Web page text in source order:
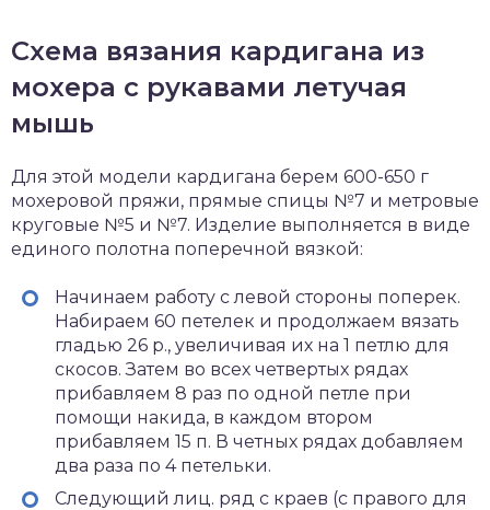
Схема вязания кардигана из
мохера с рукавами летучая
мышь
Для этой модели кардигана берем 600-650 г
мохеровой пряжи, прямые спицы №7 и метровые
круговые №5 и №7. Изделие выполняется в виде
единого полотна поперечной вязкой:
Начинаем работу с левой стороны поперек.
Набираем 60 петелек и продолжаем вязать
гладью 26 р., увеличивая их на 1 петлю для
скосов. Затем во всех четвертых рядах
прибавляем 8 раз по одной петле при
помощи накида, в каждом втором
прибавляем 15 п. В четных рядах добавляем
два раза по 4 петельки.
Следующий лиц. ряд с краев (с правого для